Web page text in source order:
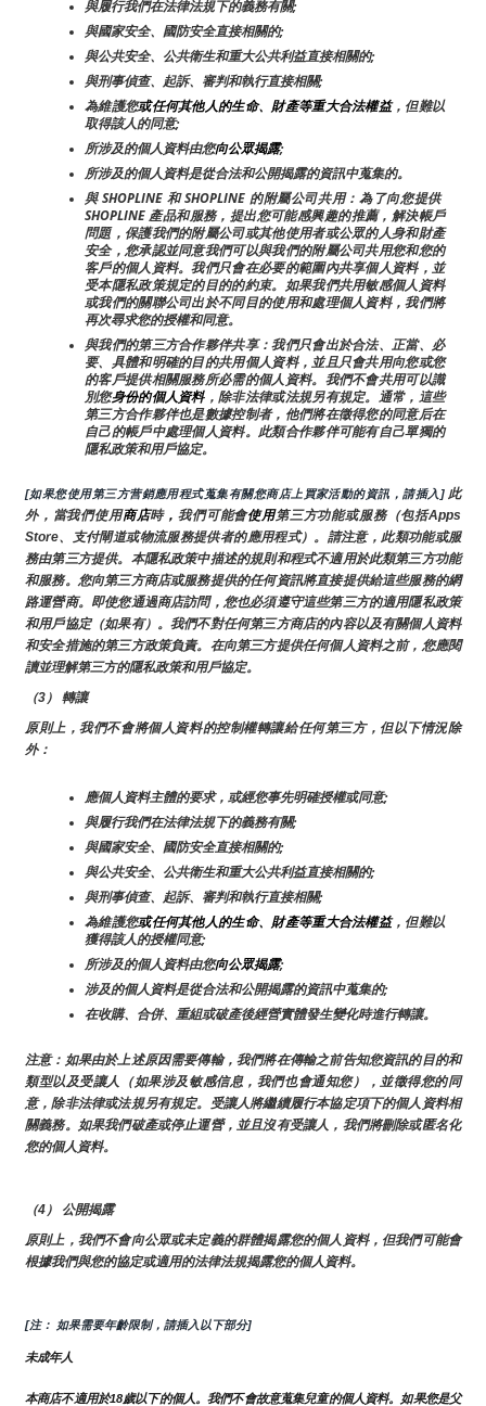
與履行我們在法律法規下的義務有關;
與國家安全、國防安全直接相關的;
與公共安全、公共衛生和重大公共利益直接相關的;
與刑事偵查、起訴、審判和執行直接相關;
為維護您或任何其他人的生命、財產等重大合法權益，但難以
取得該人的同意;
所涉及的個人資料由您向公眾揭露;
所涉及的個人資料是從合法和公開揭露的資訊中蒐集的。
與 SHOPLINE 和 SHOPLINE 的附屬公司共用：為了向您提供
SHOPLINE 產品和服務，提出您可能感興趣的推薦，解決帳戶
問題，保護我們的附屬公司或其他使用者或公眾的人身和財產
安全，您承認並同意我們可以與我們的附屬公司共用您和您的
客戶的個人資料。我們只會在必要的範圍內共享個人資料，並
受本隱私政策規定的目的的約束。如果我們共用敏感個人資料
或我們的關聯公司出於不同目的使用和處理個人資料，我們將
再次尋求您的授權和同意。
與我們的第三方合作夥伴共享：我們只會出於合法、正當、必
要、具體和明確的目的共用個人資料，並且只會共用向您或您
的客戶提供相關服務所必需的個人資料。我們不會共用可以識
別您身份的個人資料，除非法律或法規另有規定。通常，這些
第三方合作夥伴也是數據控制者，他們將在徵得您的同意后在
自己的帳戶中處理個人資料。此類合作夥伴可能有自己單獨的
隱私政策和用戶協定。
[如果您使用第三方营銷應用程式蒐集有關您商店上買家活動的資訊，請插入] 此
外，當我們使用商店時，我們可能會使用第三方功能或服務（包括Apps
Store、支付閘道或物流服務提供者的應用程式）。請注意，此類功能或服
務由第三方提供。本隱私政策中描述的規則和程式不適用於此類第三方功能
和服務。您向第三方商店或服務提供的任何資訊將直接提供給這些服務的網
路運營商。即使您通過商店訪問，您也必須遵守這些第三方的適用隱私政策
和用戶協定（如果有）。我們不對任何第三方商店的內容以及有關個人資料
和安全措施的第三方政策負責。在向第三方提供任何個人資料之前，您應閱
讀並理解第三方的隱私政策和用戶協定。
（3） 轉讓
原則上，我們不會將個人資料的控制權轉讓給任何第三方，但以下情況除
外：
應個人資料主體的要求，或經您事先明確授權或同意;
與履行我們在法律法規下的義務有關;
與國家安全、國防安全直接相關的;
與公共安全、公共衛生和重大公共利益直接相關的;
與刑事偵查、起訴、審判和執行直接相關;
為維護您或任何其他人的生命、財產等重大合法權益，但難以
獲得該人的授權同意;
所涉及的個人資料由您向公眾揭露;
涉及的個人資料是從合法和公開揭露的資訊中蒐集的;
在收購、合併、重組或破產後經營實體發生變化時進行轉讓。
注意：如果由於上述原因需要傳輸，我們將在傳輸之前告知您資訊的目的和
類型以及受讓人（如果涉及敏感信息，我們也會通知您），並徵得您的同
意，除非法律或法規另有規定。受讓人將繼續履行本協定項下的個人資料相
關義務。如果我們破產或停止運營，並且沒有受讓人，我們將刪除或匿名化
您的個人資料。
（4） 公開揭露
原則上，我們不會向公眾或未定義的群體揭露您的個人資料，但我們可能會
根據我們與您的協定或適用的法律法規揭露您的個人資料。
[注： 如果需要年齡限制，請插入以下部分]
未成年人
本商店不適用於18歲以下的個人。我們不會故意蒐集兒童的個人資料。如果您是父